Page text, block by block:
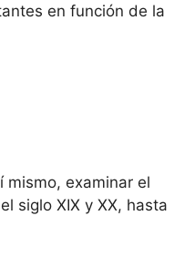
en función de la
examinar el
siglo XIX y XX, hasta